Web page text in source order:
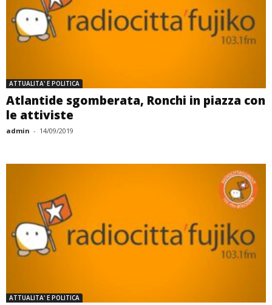
ATTUALITA' E POLITICA
Atlantide sgomberata, Ronchi in piazza con
le attiviste
admin - 14/09/2019
ATTUALITA' E POLITICA